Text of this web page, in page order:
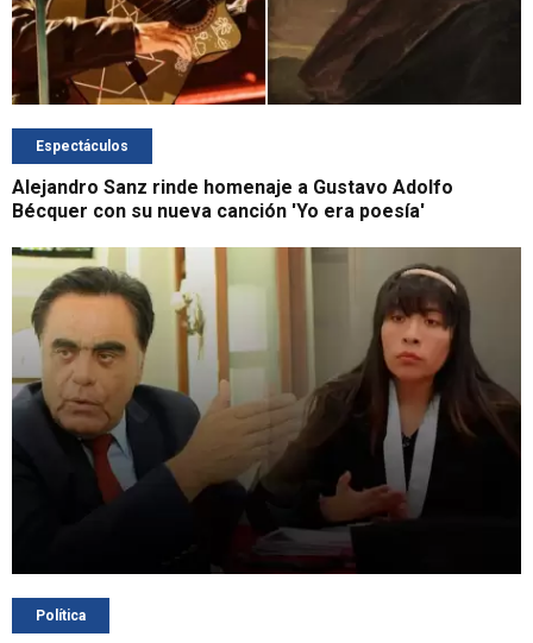
Espectáculos
Alejandro Sanz rinde homenaje a Gustavo Adolfo
Bécquer con su nueva canción 'Yo era poesía'
Política